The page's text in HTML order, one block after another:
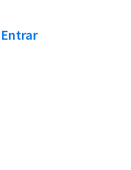
Entrar